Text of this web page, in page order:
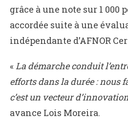
grâce à une note sur 1 000
accordée suite à une
indépendante d’AFNOR
« La démarche conduit
efforts dans la durée : nous
c’est un vecteur
avance Lois Moreira.